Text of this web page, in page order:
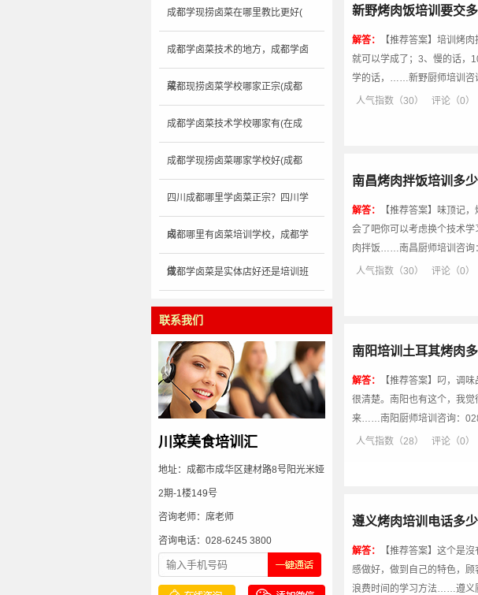
成都学现捞卤菜在哪里教比更好(
成都学卤菜技术的地方，成都学卤
菜
成都现捞卤菜学校哪家正宗(成都
成都学卤菜技术学校哪家有(在成
成都学现捞卤菜哪家学校好(成都
四川成都哪里学卤菜正宗？四川学
卤
成都哪里有卤菜培训学校，成都学
做
成都学卤菜是实体店好还是培训班
联系我们
川菜美食培训汇
地址：成都市成华区建材路8号阳光米娅
2期-1楼149号
咨询老师：席老师
咨询电话：028-6245 3800
新野烤肉饭培训要交多
解答：
【推荐答案】培训烤
就可以学成了；3、慢的话，
学的话，……新野厨师培训咨
人气指数（30） 评论（0）
南昌烤肉拌饭培训多少
解答：
【推荐答案】味顶记
会了吧你可以考虑换个技术
肉拌饭……南昌厨师培训咨询
人气指数（30） 评论（0）
南阳培训土耳其烤肉多
解答：
【推荐答案】叼，调
很清楚。南阳也有这个，我
来……南阳厨师培训咨询：
人气指数（28） 评论（0）
遵义烤肉培训电话多少
解答：
【推荐答案】这个是
感做好，做到自己的特色，
浪费时间的学习方法……遵义